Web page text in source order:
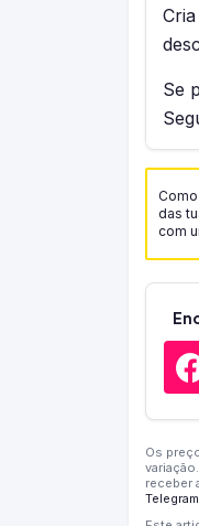
Se
das
com
Os
receber
Telegram